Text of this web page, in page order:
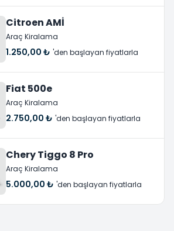
Citroen AMİ
Araç Kiralama
1.250,00 ₺ 'den başlayan fiyatlarla
Fiat 500e
Araç Kiralama
2.750,00 ₺ 'den başlayan fiyatlarla
Chery Tiggo 8 Pro
Araç Kiralama
5.000,00 ₺ 'den başlayan fiyatlarla